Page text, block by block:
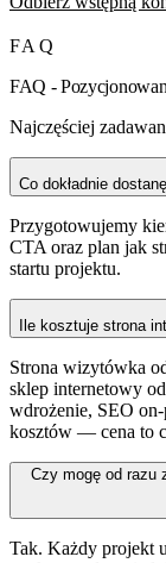
FAQ
FAQ -
Najczęściej
Co dokładnie
Przygotowujemy
CTA oraz plan jak
startu projektu.
Ile kosztuje strona
Strona wizytówka
sklep internetowy
wdrożenie, SEO
kosztów — cena to
Czy mogę od razu
Tak. Każdy projekt